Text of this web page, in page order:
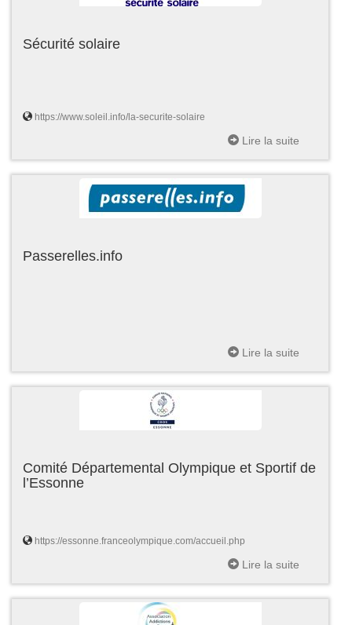
Sécurité solaire
https://www.soleil.info/la-securite-solaire
Lire la suite
Passerelles.info
Lire la suite
Comité Départemental Olympique et Sportif de
l’Essonne
https://essonne.franceolympique.com/accueil.php
Lire la suite